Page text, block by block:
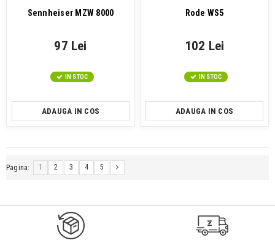
Sennheiser MZW 8000
97 Lei
IN STOC
ADAUGA IN COS
Rode WS5
102 Lei
IN STOC
ADAUGA IN COS
Pagina: 1 2 3 4 5